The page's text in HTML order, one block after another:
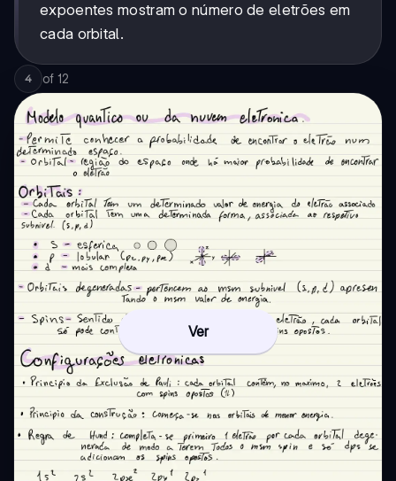
expoentes mostram o número de eletrões em
cada orbital.
4 of 12
Ver